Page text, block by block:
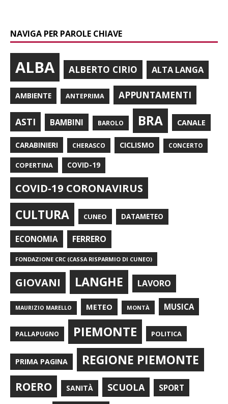
NAVIGA PER PAROLE CHIAVE
ALBA ALBERTO CIRIO ALTA LANGA
AMBIENTE ANTEPRIMA APPUNTAMENTI
ASTI BAMBINI BAROLO BRA CANALE
CARABINIERI CHERASCO CICLISMO CONCERTO
COPERTINA COVID-19
COVID-19 CORONAVIRUS
CULTURA CUNEO DATAMETEO
ECONOMIA FERRERO
FONDAZIONE CRC (CASSA RISPARMIO DI CUNEO)
GIOVANI LANGHE LAVORO
MAURIZIO MARELLO METEO MONTÀ MUSICA
PALLAPUGNO PIEMONTE POLITICA
PRIMA PAGINA REGIONE PIEMONTE
ROERO SANITÀ SCUOLA SPORT